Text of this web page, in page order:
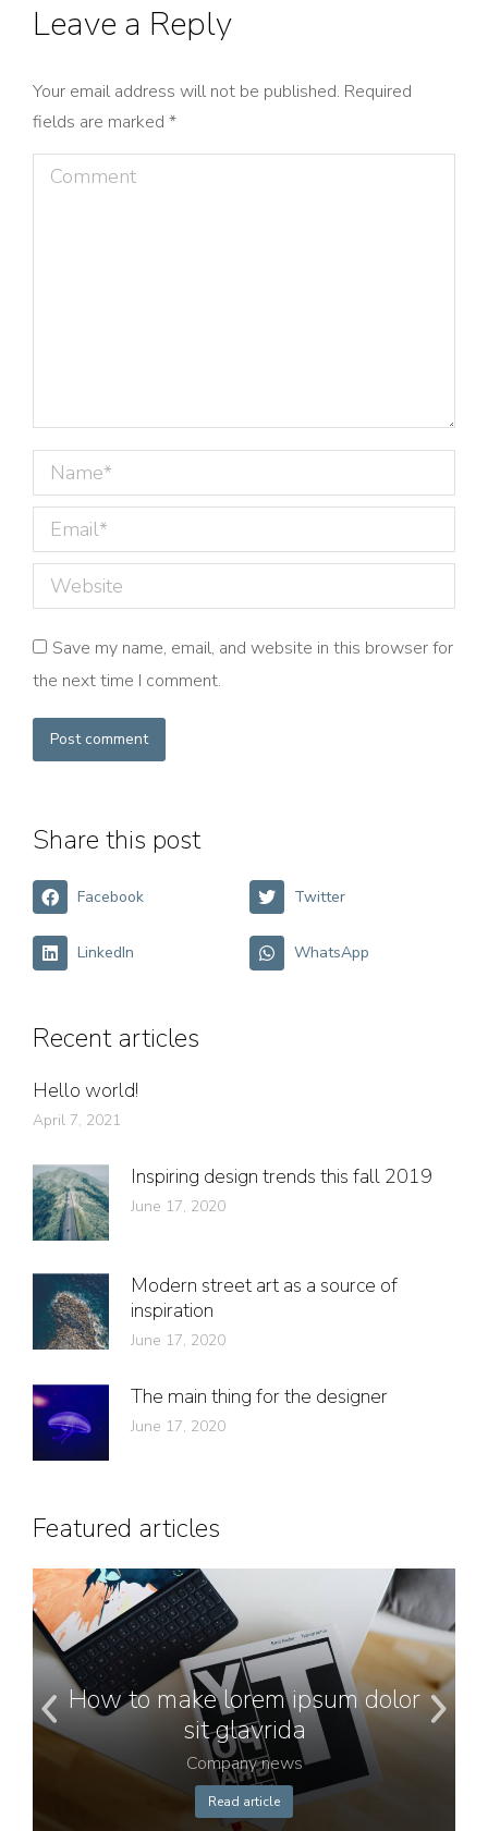
Leave a Reply
Your email address will not be published. Required
fields are marked *
Comment
Name *
Email *
Website
Save my name, email, and website in this browser for
the next time I comment.
Post comment
Share this post
Facebook Twitter
LinkedIn WhatsApp
Recent articles
Hello world!
April 7, 2021
Inspiring design trends this fall 2019
June 17, 2020
Modern street art as a source of
inspiration
June 17, 2020
The main thing for the designer
June 17, 2020
Featured articles
How to make lorem ipsum dolor
sit glavrida
Company news
Read article